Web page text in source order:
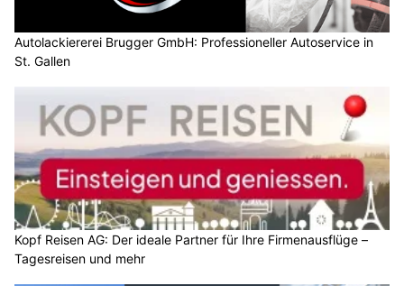
Autolackiererei Brugger GmbH: Professioneller Autoservice in
St. Gallen
Kopf Reisen AG: Der ideale Partner für Ihre Firmenausflüge –
Tagesreisen und mehr